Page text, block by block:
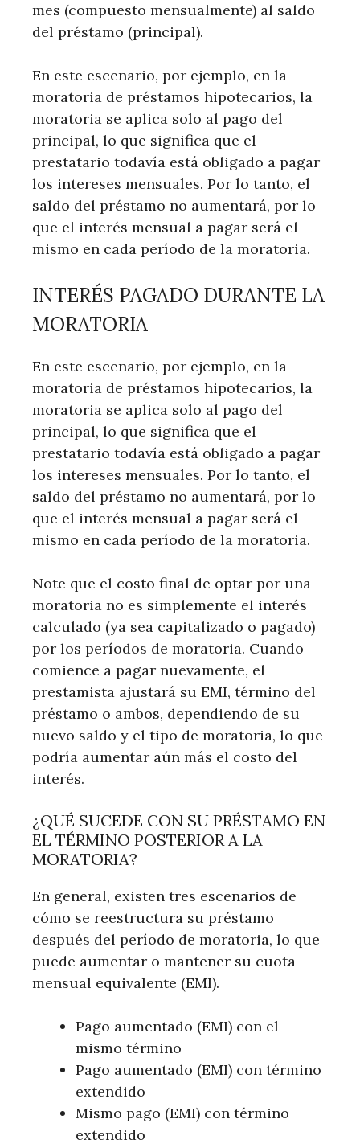
mes (compuesto mensualmente) al saldo
del préstamo (principal).
En este escenario, por ejemplo, en la
moratoria de préstamos hipotecarios, la
moratoria se aplica solo al pago del
principal, lo que significa que el
prestatario todavía está obligado a pagar
los intereses mensuales. Por lo tanto, el
saldo del préstamo no aumentará, por lo
que el interés mensual a pagar será el
mismo en cada período de la moratoria.
INTERÉS PAGADO DURANTE LA
MORATORIA
En este escenario, por ejemplo, en la
moratoria de préstamos hipotecarios, la
moratoria se aplica solo al pago del
principal, lo que significa que el
prestatario todavía está obligado a pagar
los intereses mensuales. Por lo tanto, el
saldo del préstamo no aumentará, por lo
que el interés mensual a pagar será el
mismo en cada período de la moratoria.
Note que el costo final de optar por una
moratoria no es simplemente el interés
calculado (ya sea capitalizado o pagado)
por los períodos de moratoria. Cuando
comience a pagar nuevamente, el
prestamista ajustará su EMI, término del
préstamo o ambos, dependiendo de su
nuevo saldo y el tipo de moratoria, lo que
podría aumentar aún más el costo del
interés.
¿QUÉ SUCEDE CON SU PRÉSTAMO EN
EL TÉRMINO POSTERIOR A LA
MORATORIA?
En general, existen tres escenarios de
cómo se reestructura su préstamo
después del período de moratoria, lo que
puede aumentar o mantener su cuota
mensual equivalente (EMI).
Pago aumentado (EMI) con el
mismo término
Pago aumentado (EMI) con término
extendido
Mismo pago (EMI) con término
extendido